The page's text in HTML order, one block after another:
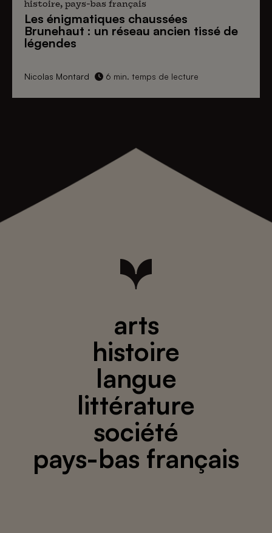
histoire, pays-bas français
Les énigmatiques chaussées
Brunehaut : un réseau ancien tissé de
légendes
Nicolas Montard 6 min. temps de lecture
arts
histoire
langue
littérature
société
pays-bas français